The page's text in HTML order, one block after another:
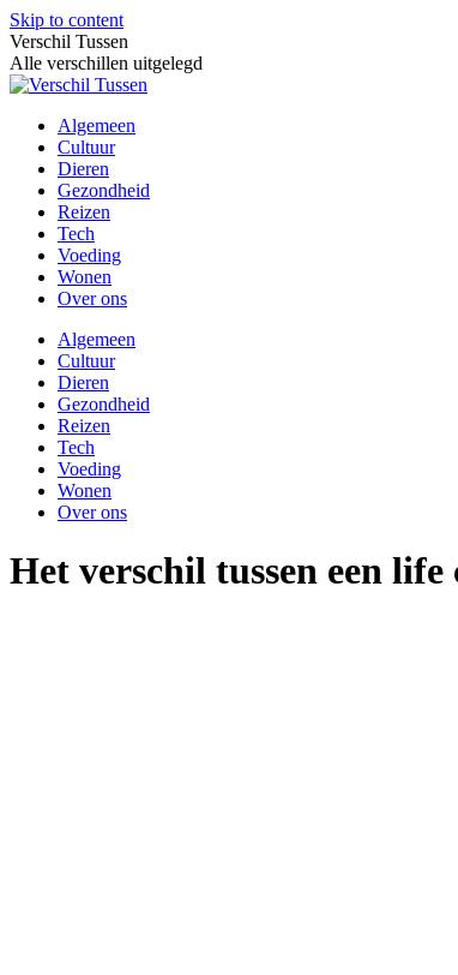
Skip to content
Verschil Tussen
Alle verschillen uitgelegd
Algemeen
Cultuur
Dieren
Gezondheid
Reizen
Tech
Voeding
Wonen
Over ons
Algemeen
Cultuur
Dieren
Gezondheid
Reizen
Tech
Voeding
Wonen
Over ons
Het verschil tussen een life